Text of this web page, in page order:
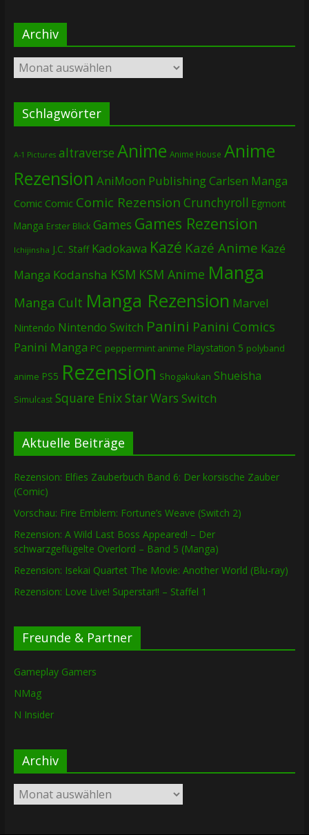
Archiv
Archiv
Schlagwörter
A-1 Pictures altraverse Anime Anime House Anime
Rezension AniMoon PublishingCarlsen Manga
Comic Comic Comic Rezension Crunchyroll Egmont
Manga Erster Blick Games Games Rezension
Ichijinsha J.C. Staff Kadokawa Kazé Kazé Anime Kazé
Manga Kodansha KSM KSM Anime Manga
Manga Cult Manga Rezension Marvel
Nintendo Nintendo Switch Panini Panini Comics
Panini Manga PC peppermint anime Playstation 5 polyband
anime PS5 Rezension Shogakukan Shueisha
Simulcast Square EnixStar Wars Switch
Aktuelle Beiträge
Rezension: Elfies Zauberbuch Band 6: Der korsische Zauber
(Comic)
Vorschau: Fire Emblem: Fortune’s Weave (Switch 2)
Rezension: A Wild Last Boss Appeared! – Der
schwarzgeflügelte Overlord – Band 5 (Manga)
Rezension: Isekai Quartet The Movie: Another World (Blu-ray)
Rezension: Love Live! Superstar!! – Staffel 1
Freunde & Partner
Gameplay Gamers
NMag
N Insider
Archiv
Archiv